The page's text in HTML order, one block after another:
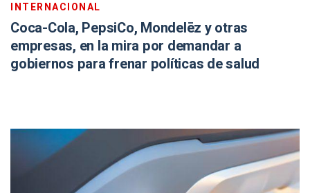
INTERNACIONAL
Coca-Cola, PepsiCo, Mondelēz y otras
empresas, en la mira por demandar a
gobiernos para frenar políticas de salud